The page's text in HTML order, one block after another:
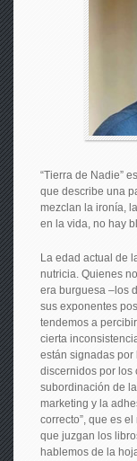
“Tierra de Nadie”
que describe una
mezclan la ironía,
en la vida, no hay
La edad actual de
nutricia. Quienes
era burguesa –los
sus exponentes
tendemos a
cierta
están signadas
discernidos por los
subordinación de
marketing y la
correcto”, que es
que juzgan los
hablemos de la